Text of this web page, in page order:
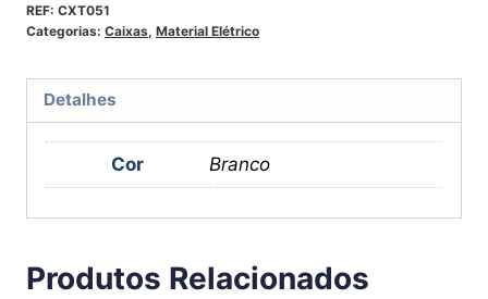
REF: CXT051
Categorias: Caixas, Material Elétrico
Detalhes
Cor Branco
Produtos Relacionados